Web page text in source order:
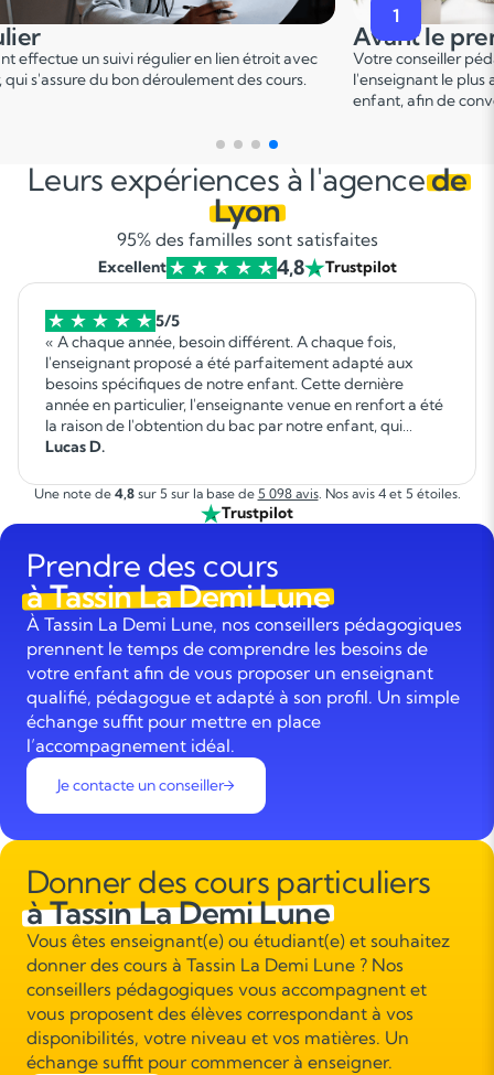
cours
pédagogique vous met en relation avec
adapté en fonction du profil de votre
2
Pendant le
Ce 1er cours permet
points forts et de
sur le programme.
Leurs expériences à l'agencede
Lyon
95% des familles sont satisfaites
Excellent 4,8 Trustpilot
5/5
« A chaque année, besoin différent. A chaque fois,
l'enseignant proposé a été parfaitement adapté aux
besoins spécifiques de notre enfant. Cette dernière
année en particulier, l'enseignante venue en renfort a été
la raison de l'obtention du bac par notre enfant, qui
autrement ne l'aurait pas réussi. Elle a fait un travail
Lucas D.
Une note de 4,8sur 5 sur la base de 5 098 avis. Nos avis 4 et 5 étoiles.
Trustpilot
Prendre des cours
à Tassin La Demi Lune
À Tassin La Demi Lune, nos conseillers pédagogiques
prennent le temps de comprendre les besoins de
votre enfant afin de vous proposer un enseignant
qualifié, pédagogue et adapté à son profil. Un simple
échange suffit pour mettre en place
l’accompagnement idéal.
Je contacte un conseiller
Donner des cours particuliers
à Tassin La Demi Lune
Vous êtes enseignant(e) ou étudiant(e) et souhaitez
donner des cours à Tassin La Demi Lune ? Nos
conseillers pédagogiques vous accompagnent et
vous proposent des élèves correspondant à vos
disponibilités, votre niveau et vos matières. Un
échange suffit pour commencer à enseigner.